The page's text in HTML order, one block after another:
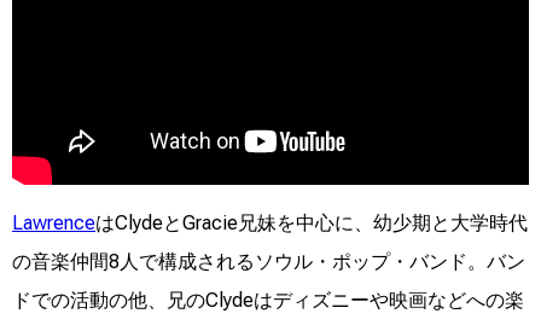
LawrenceはClydeとGracie兄妹を中心に、幼少期と大学時代
の音楽仲間8人で構成されるソウル・ポップ・バンド。バン
ドでの活動の他、兄のClydeはディズニーや映画などへの楽